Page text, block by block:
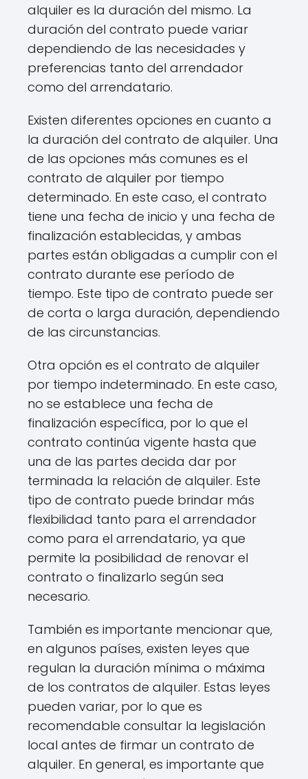
alquiler es la duración del mismo. La
duración del contrato puede variar
dependiendo de las necesidades y
preferencias tanto del arrendador
como del arrendatario.
Existen diferentes opciones en cuanto a
la duración del contrato de alquiler. Una
de las opciones más comunes es el
contrato de alquiler por tiempo
determinado. En este caso, el contrato
tiene una fecha de inicio y una fecha de
finalización establecidas, y ambas
partes están obligadas a cumplir con el
contrato durante ese período de
tiempo. Este tipo de contrato puede ser
de corta o larga duración, dependiendo
de las circunstancias.
Otra opción es el contrato de alquiler
por tiempo indeterminado. En este caso,
no se establece una fecha de
finalización específica, por lo que el
contrato continúa vigente hasta que
una de las partes decida dar por
terminada la relación de alquiler. Este
tipo de contrato puede brindar más
flexibilidad tanto para el arrendador
como para el arrendatario, ya que
permite la posibilidad de renovar el
contrato o finalizarlo según sea
necesario.
También es importante mencionar que,
en algunos países, existen leyes que
regulan la duración mínima o máxima
de los contratos de alquiler. Estas leyes
pueden variar, por lo que es
recomendable consultar la legislación
local antes de firmar un contrato de
alquiler. En general, es importante que